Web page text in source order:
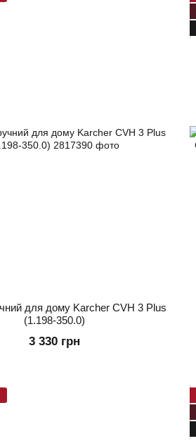
для дому Karcher CVH 3 Plus
(1.198-350.0)
3 330 грн